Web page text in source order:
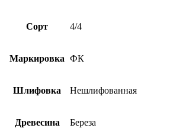
Сорт 4/4
Маркировка ФК
Шлифовка Нешлифованная
Древесина Береза